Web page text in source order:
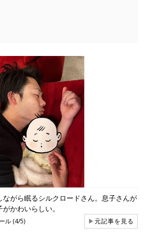
ながら眠るシルクロードさん。息子さんが
かわいらしい。
ル (4/5) ▶元記事を見る